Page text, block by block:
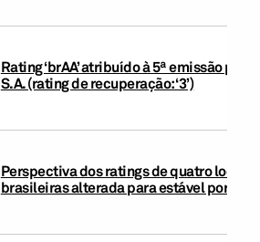
Rating ‘brAA’ atribuído à 5ª emissão
S.A. (rating de recuperação: ‘3’)
Perspectiva dos ratings de quatro
brasileiras alterada para estável por